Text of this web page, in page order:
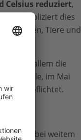
Celsius reduziert,
impliziert dies
Menschen, Tiere und
Vor allem die
Rolle, im Mai
verpflichtet.
aber bei weitem